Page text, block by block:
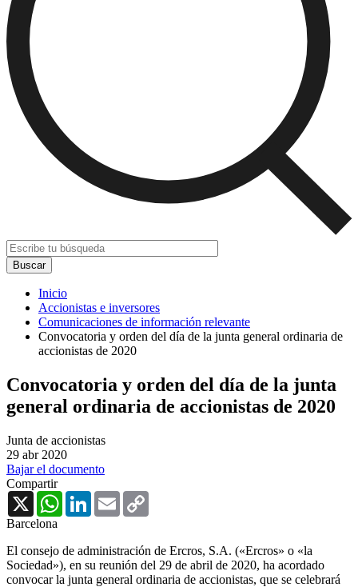
Inicio
Accionistas e inversores
Comunicaciones de información relevante
Convocatoria y orden del día de la junta general ordinaria de
accionistas de 2020
Convocatoria y orden del día de la junta
general ordinaria de accionistas de 2020
Junta de accionistas
29 abr 2020
Bajar el documento
Compartir
X
WhatsAppLinkedInEmail
Barcelona
El consejo de administración de Ercros, S.A. («Ercros» o «la
Sociedad»), en su reunión del 29 de abril de 2020, ha acordado
convocar la junta general ordinaria de accionistas, que se celebrará